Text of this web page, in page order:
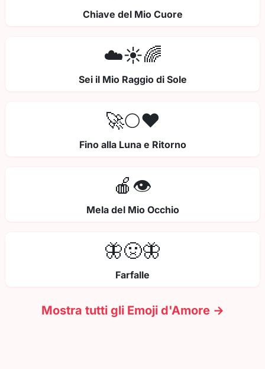
Chiave del Mio Cuore
☁️☀️🌈
Sei il Mio Raggio di Sole
🚀🌕❤️
Fino alla Luna e Ritorno
🍎👁️
Mela del Mio Occhio
🦋🤢🦋
Farfalle
Mostra tutti gli Emoji d'Amore →